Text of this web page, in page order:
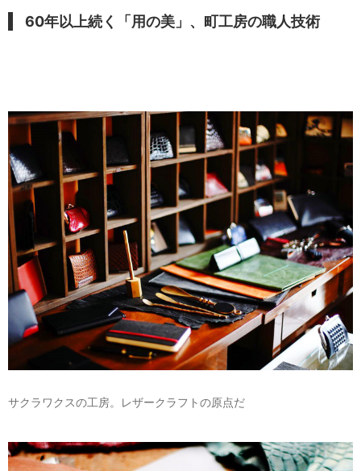
60年以上続く「用の美」、町工房の職人技術
サクラワクスの工房。レザークラフトの原点だ